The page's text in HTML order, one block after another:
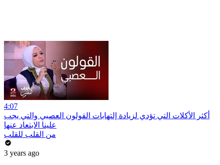
4:07
أكثر الأكلات التي تؤدي لزيادة إلتهابات القولون العصبي والتي يجب
علينا الابتعاد عنها
من القلب للقلب
3 years ago